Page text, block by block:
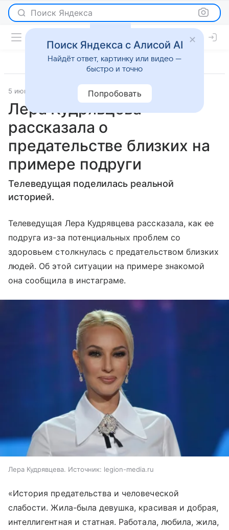
Поиск Яндекса
5 июня 2021 Светская жизнь
Лера Кудрявцева
рассказала о
предательстве близких на
примере подруги
Телеведущая поделилась реальной
историей.
Телеведущая Лера Кудрявцева рассказала, как ее
подруга из-за потенциальных проблем со
здоровьем столкнулась с предательством близких
людей. Об этой ситуации на примере знакомой
она сообщила в инстаграме.
Лера Кудрявцева. Источник: legion-media.ru
«История предательства и человеческой
слабости. Жила-была девушка, красивая и добрая,
интеллигентная и статная. Работала, любила, жила,
Поиск Яндекса с Алисой AI
Найдёт ответ, картинку или видео —
быстро и точно
Попробовать